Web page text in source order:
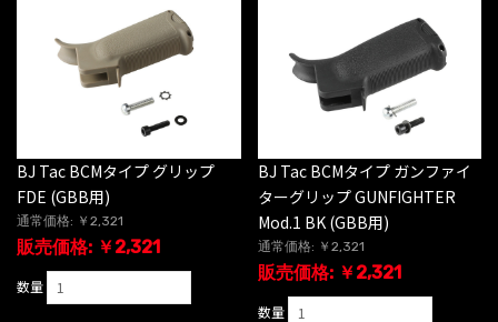
BJ Tac BCMタイプ グリップ
FDE (GBB用)
通常価格: ￥2,321
販売価格: ￥2,321
数量
BJ Tac BCMタイプ ガンファイ
ターグリップ GUNFIGHTER
Mod.1 BK (GBB用)
通常価格: ￥2,321
販売価格: ￥2,321
数量